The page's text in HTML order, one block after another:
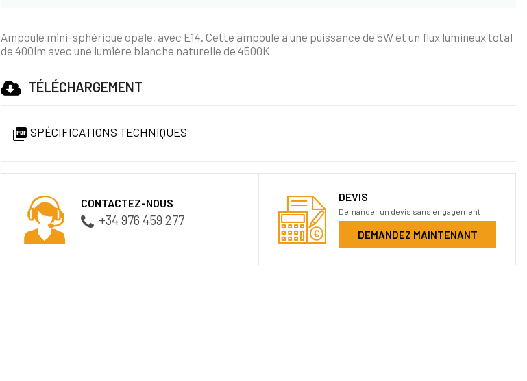
Ampoule mini-sphérique opale, avec E14. Cette ampoule a une puissance de 5W et un flux lumineux total
de 400lm avec une lumière blanche naturelle de 4500K
TÉLÉCHARGEMENT
 SPÉCIFICATIONS TECHNIQUES
CONTACTEZ-NOUS
+34 976 459 277
DEVIS
Demander un devis sans engagement
DEMANDEZ MAINTENANT